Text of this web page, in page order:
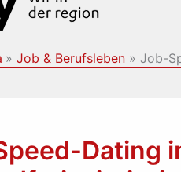
Job & Berufsleben Job-
Dating